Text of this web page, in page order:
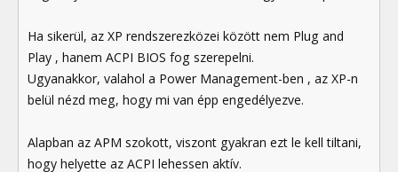
Ha sikerül, az XP rendszerezközei között nem Plug and
Play , hanem ACPI BIOS fog szerepelni.
Ugyanakkor, valahol a Power Management-ben , az XP-n
belül nézd meg, hogy mi van épp engedélyezve.
Alapban az APM szokott, viszont gyakran ezt le kell tiltani,
hogy helyette az ACPI lehessen aktív.